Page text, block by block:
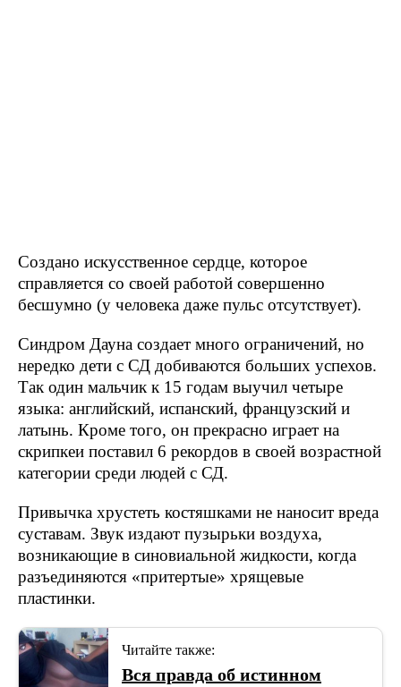
Создано искусственное сердце, которое
справляется со своей работой совершенно
бесшумно (у человека даже пульс отсутствует).
Синдром Дауна создает много ограничений, но
нередко дети с СД добиваются больших успехов.
Так один мальчик к 15 годам выучил четыре
языка: английский, испанский, французский и
латынь. Кроме того, он прекрасно играет на
скрипкеи поставил 6 рекордов в своей возрастной
категории среди людей с СД.
Привычка хрустеть костяшками не наносит вреда
суставам. Звук издают пузырьки воздуха,
возникающие в синовиальной жидкости, когда
разъединяются «притертые» хрящевые
пластинки.
Читайте также:
Вся правда об истинном